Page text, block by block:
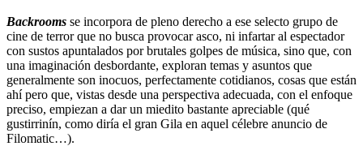
Backrooms se incorpora de pleno derecho a ese selecto grupo de
cine de terror que no busca provocar asco, ni infartar al espectador
con sustos apuntalados por brutales golpes de música, sino que, con
una imaginación desbordante, exploran temas y asuntos que
generalmente son inocuos, perfectamente cotidianos, cosas que están
ahí pero que, vistas desde una perspectiva adecuada, con el enfoque
preciso, empiezan a dar un miedito bastante apreciable (qué
gustirrinín, como diría el gran Gila en aquel célebre anuncio de
Filomatic…).